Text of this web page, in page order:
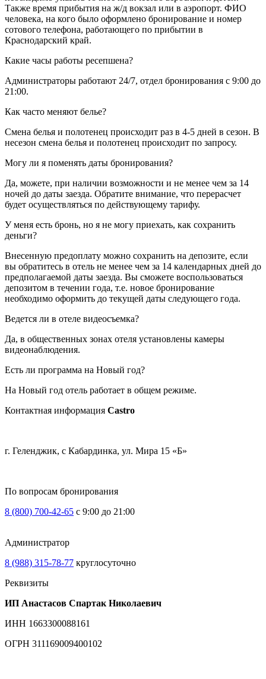
Также время прибытия на ж/д вокзал или в аэропорт. ФИО
человека, на кого было оформлено бронирование и номер
сотового телефона, работающего по прибытии в
Краснодарский край.
Какие часы работы ресепшена?
Администраторы работают 24/7, отдел бронирования с 9:00 до
21:00.
Как часто меняют белье?
Смена белья и полотенец происходит раз в 4-5 дней в сезон. В
несезон смена белья и полотенец происходит по запросу.
Могу ли я поменять даты бронирования?
Да, можете, при наличии возможности и не менее чем за 14
ночей до даты заезда. Обратите внимание, что перерасчет
будет осуществляться по действующему тарифу.
У меня есть бронь, но я не могу приехать, как сохранить
деньги?
Внесенную предоплату можно сохранить на депозите, если
вы обратитесь в отель не менее чем за 14 календарных дней до
предполагаемой даты заезда. Вы сможете воспользоваться
депозитом в течении года, т.е. новое бронирование
необходимо оформить до текущей даты следующего года.
Ведется ли в отеле видеосъемка?
Да, в общественных зонах отеля установлены камеры
видеонаблюдения.
Есть ли программа на Новый год?
На Новый год отель работает в общем режиме.
Контактная информация Castro
г. Геленджик, с Кабардинка, ул. Мира 15 «Б»
По вопросам бронирования
8 (800) 700-42-65 c 9:00 до 21:00
Администратор
8 (988) 315-78-77 круглосуточно
Реквизиты
ИП Анастасов Спартак Николаевич
ИНН 1663300088161
ОГРН 311169009400102